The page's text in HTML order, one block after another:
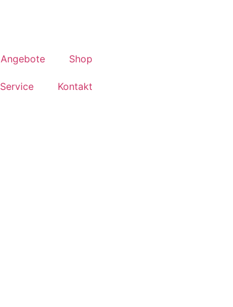
Angebote Shop
Service Kontakt